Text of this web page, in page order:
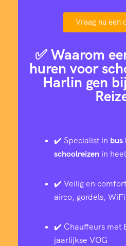
Vraag nu een
✅ Waarom
huren voor
Harlin gen
✔️ Specialist in bus
schoolreizen in
✔️ Veilig en
airco, gordels, WiFi
✔️ Chauffeurs met
jaarlijkse VOG